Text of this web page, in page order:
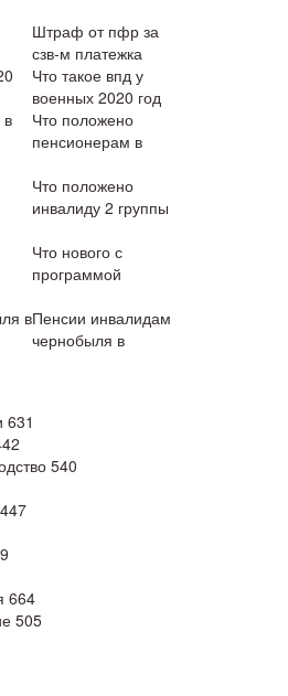
Штраф от пфр за
сзв-м платежка
Что такое впд у
военных 2020 год
Что положено
пенсионерам в
Что положено
инвалиду 2 группы
Что нового с
программой
Пенсии инвалидам
чернобыля в
631
540
447
664
505